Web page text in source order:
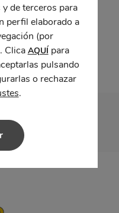
Camiseta TERRIER
de terceros para
perfil elaborado a
(por
Clica AQUÍpara
pulsando
o rechazar
.